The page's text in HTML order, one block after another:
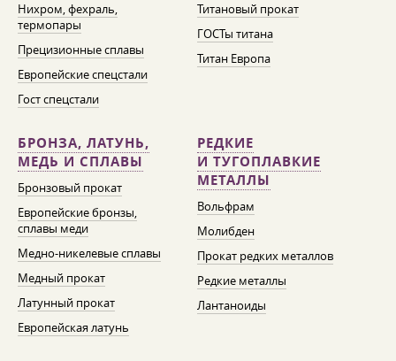
Нихром, фехраль,
термопары
Прецизионные сплавы
Европейские спецстали
Гост спецстали
Титановый прокат
ГОСТы титана
Титан Европа
БРОНЗА, ЛАТУНЬ,
МЕДЬ И СПЛАВЫ
Бронзовый прокат
Европейские бронзы,
сплавы меди
Медно-никелевые сплавы
Медный прокат
Латунный прокат
Европейская латунь
РЕДКИЕ
И ТУГОПЛАВКИЕ
МЕТАЛЛЫ
Вольфрам
Молибден
Прокат редких металлов
Редкие металлы
Лантаноиды